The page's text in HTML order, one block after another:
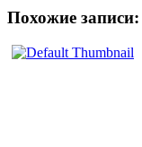
Похожие записи: